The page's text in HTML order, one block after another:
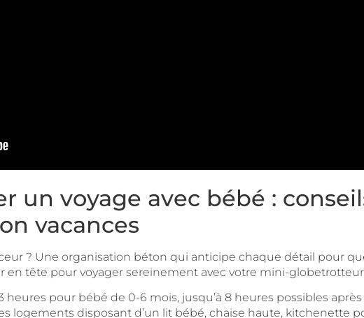
un voyage avec bébé :
vacances
? Une organisation béton qui anticipe chaque détail pour
en tête pour voyager sereinement avec votre mini-
heures pour bébé de 0-6 mois, jusqu’à 8 heures possibles
logements disposant d’un lit bébé, chaise haute, kitchenette